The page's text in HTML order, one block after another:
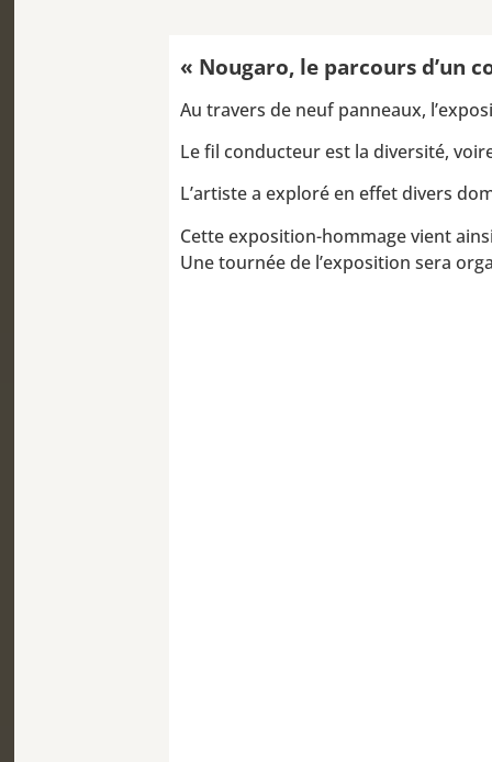
« Nougaro, le parcours d’un
Au travers de neuf panneaux,
Le fil conducteur est la diversité,
L’artiste a exploré en effet divers
Cette exposition-hommage vient
Une tournée de l’exposition sera